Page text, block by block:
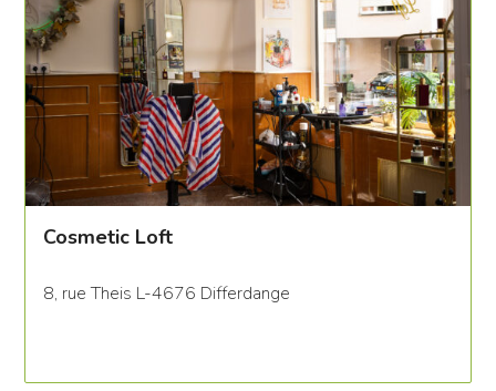
Cosmetic Loft
8, rue Theis L-4676 Differdange